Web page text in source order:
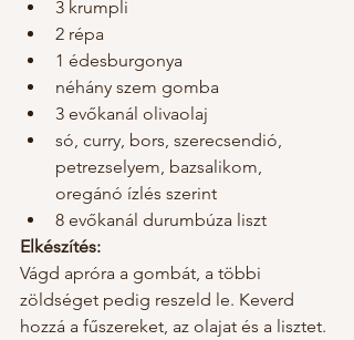
3 krumpli
2 répa
1 édesburgonya
néhány szem gomba
3 evőkanál olivaolaj
só, curry, bors, szerecsendió,
petrezselyem, bazsalikom,
oregánó ízlés szerint
8 evőkanál durumbúza liszt
Elkészítés:
Vágd apróra a gombát, a többi
zöldséget pedig reszeld le. Keverd
hozzá a fűszereket, az olajat és a lisztet.